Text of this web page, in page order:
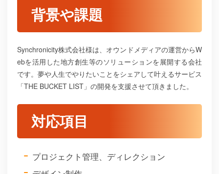
背景や課題
Synchronicity株式会社様は、オウンドメディアの運営からW
ebを活用した地方創生等のソリューションを展開する会社
です。夢や人生でやりたいことをシェアして叶えるサービス
「THE BUCKET LIST」の開発を支援させて頂きました。
対応項目
プロジェクト管理、ディレクション